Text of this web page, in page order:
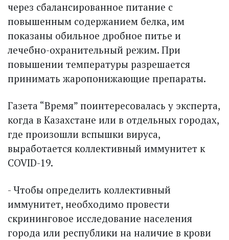
через сбалансированное питание с
повышенным содержанием белка, им
показаны обильное дробное питье и
лечебно-охранительный режим. При
повышении температуры разрешается
принимать жаропонижающие препараты.
Газета “Время” поинтересовалась у эксперта,
когда в Казах­стане или в отдельных городах,
где произошли вспышки вируса,
выработается коллективный иммунитет к
COVID-19.
- Чтобы определить коллективный
иммунитет, необходимо провести
скрининговое исследование населения
города или республики на наличие в крови